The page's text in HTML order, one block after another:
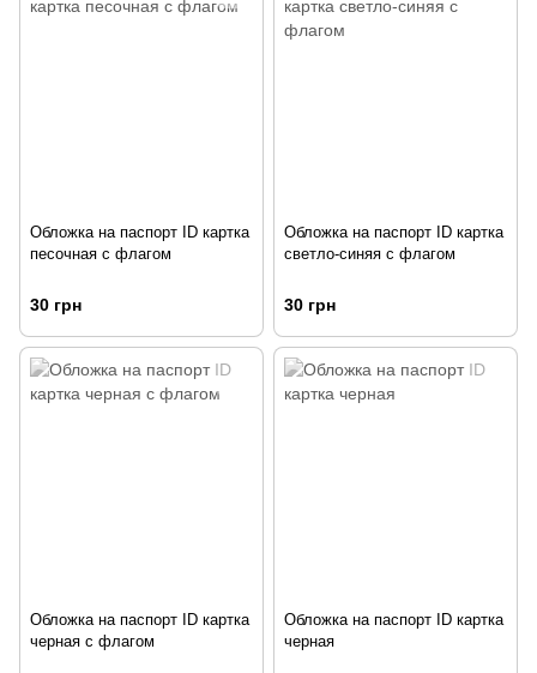
Обложка на паспорт ID картка
песочная с флагом
30 грн
Обложка на паспорт ID картка
светло-синяя с флагом
30 грн
Обложка на паспорт ID картка
черная с флагом
Обложка на паспорт ID картка
черная